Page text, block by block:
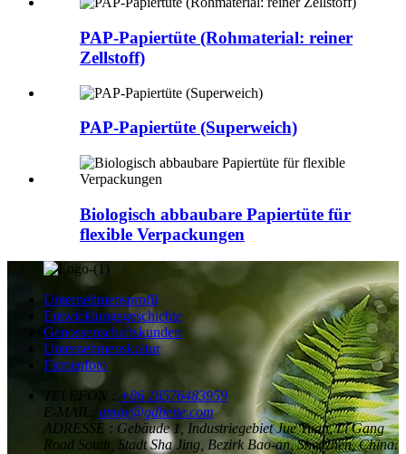
PAP-Papiertüte (Rohmaterial: reiner
Zellstoff)
PAP-Papiertüte (Superweich)
Biologisch abbaubare Papiertüte für
flexible Verpackungen
Unternehmensprofil
Entwicklungsgeschichte
Genossenschaftskunden
Unternehmenskultur
Firmenfoto
TELEFON : +86 18576483959
E-MAIL:
amay@gdbeite.com
ADRESSE : Gebäude 1, Industriegebiet Jue Yuan, Li Gang
Road South, Stadt Sha Jing, Bezirk Bao-an, Shenzhen, China.